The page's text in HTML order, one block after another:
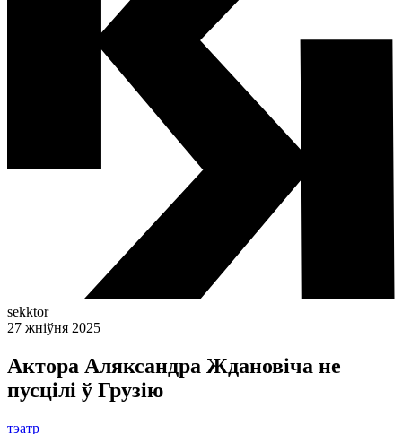
sekktor
27 жніўня 2025
Актора Аляксандра Ждановіча не
пусцілі ў Грузію
тэатр